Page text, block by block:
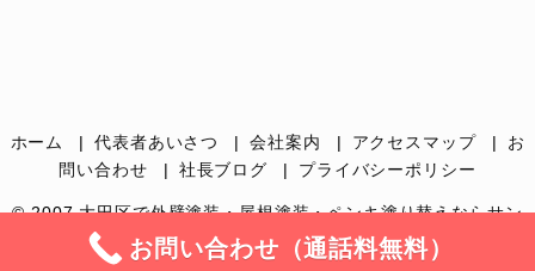
ホーム 代表者あいさつ 会社案内 アクセスマップ
お
問い合わせ
社長ブログ プライバシーポリシー
© 2007大田区で外壁塗装・屋根塗装・ペンキ塗り替えならサン
カラー｜品川区・世田谷区・目黒区.
お問い合わせ（通話料無料）